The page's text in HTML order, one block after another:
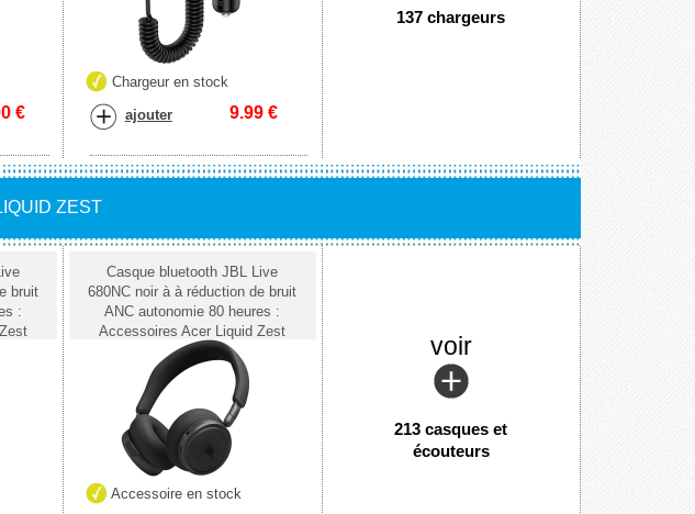
€
Chargeur en stock
ajouter 9.99 €
137 chargeurs
ZEST
bruit
:
Casque bluetooth JBL Live
680NC noir à à réduction de bruit
ANC autonomie 80 heures :
Accessoires Acer Liquid Zest
Accessoire en stock
voir
213 casques et
écouteurs